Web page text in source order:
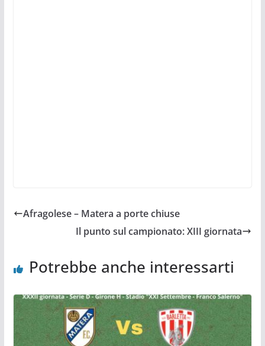
Afragolese – Matera a porte chiuse
Il punto sul campionato: XIII giornata
Potrebbe anche interessarti